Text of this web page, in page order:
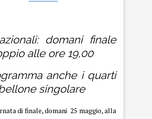
domani finale
alle ore 19,00
anche i quarti
singolare
di finale, domani 25 maggio, alla